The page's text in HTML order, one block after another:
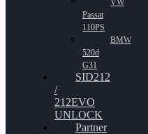
VW
Passat
110PS
BMW
520d
G31
SID212
/
212EVO
UNLOCK
Partner